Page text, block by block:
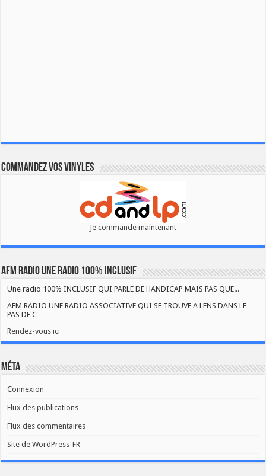
Commandez vos vinyles
Je commande maintenant
AFM RADIO UNE RADIO 100% INCLUSIF
Une radio 100% INCLUSIF QUI PARLE DE HANDICAP MAIS PAS QUE...
AFM RADIO UNE RADIO ASSOCIATIVE QUI SE TROUVE A LENS DANS LE
PAS DE C
Rendez-vous ici
Méta
Connexion
Flux des publications
Flux des commentaires
Site de WordPress-FR